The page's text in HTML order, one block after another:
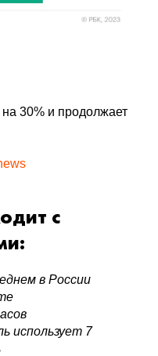
30% и продолжает
с
в России
использует 7